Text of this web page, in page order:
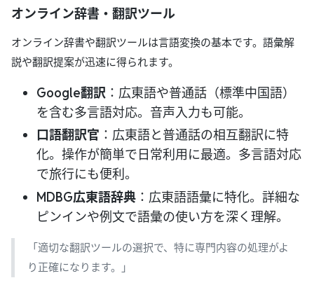
オンライン辞書・翻訳ツール
オンライン辞書や翻訳ツールは言語変換の基本です。語彙解
説や翻訳提案が迅速に得られます。
Google翻訳 ：広東語や普通話（標準中国語）
を含む多言語対応。音声入力も可能。
口語翻訳官 ：広東語と普通話の相互翻訳に特
化。操作が簡単で日常利用に最適。多言語対応
で旅行にも便利。
MDBG広東語辞典 ：広東語語彙に特化。詳細な
ピンインや例文で語彙の使い方を深く理解。
「適切な翻訳ツールの選択で、特に専門内容の処理がよ
り正確になります。」